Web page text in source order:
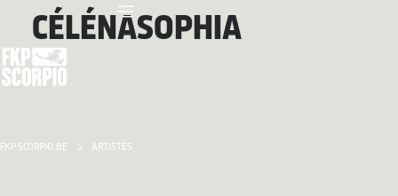
FKP SCORPIO.BE ARTISTES
CÉLÉNASOPHIA